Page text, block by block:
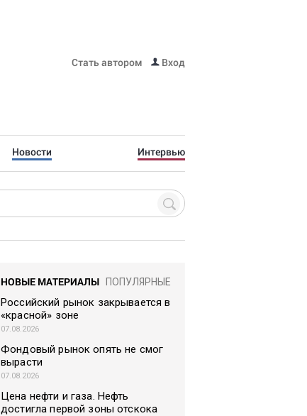
Стать автором Вход
Новости Интервью
НОВЫЕ МАТЕРИАЛЫ ПОПУЛЯРНЫЕ
Российский рынок закрывается в
«красной» зоне
07.08.2026
Фондовый рынок опять не смог
вырасти
07.08.2026
Цена нефти и газа. Нефть
достигла первой зоны отскока